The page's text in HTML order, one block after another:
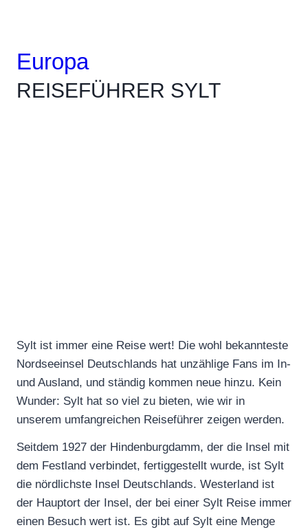
Europa
REISEFÜHRER SYLT
Sylt ist immer eine Reise wert! Die wohl bekannteste
Nordseeinsel Deutschlands hat unzählige Fans im In-
und Ausland, und ständig kommen neue hinzu. Kein
Wunder: Sylt hat so viel zu bieten, wie wir in
unserem umfangreichen Reiseführer zeigen werden.
Seitdem 1927 der Hindenburgdamm, der die Insel mit
dem Festland verbindet, fertiggestellt wurde, ist Sylt
die nördlichste Insel Deutschlands. Westerland ist
der Hauptort der Insel, der bei einer Sylt Reise immer
einen Besuch wert ist. Es gibt auf Sylt eine Menge